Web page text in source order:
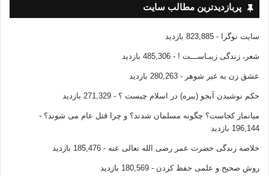
پربازدیدترین مطالب سایت
سایت نوگرا - 823,885 بازدید
شعر، زندگی زیبـاســـت ! - 485,306 بازدید
عشق زن به غیر شوهر - 280,263 بازدید
حکم نوشیدن آبجو (بیره) در اسلام چیست ؟ - 271,329 بازدید
میانمار کجاست؟ چگونه مسلمان شدند؟ و چرا قتل عام می شوند؟ -
196,144 بازدید
خلاصه زندگی حضرت عمر رضی الله تعالی عنه - 185,476 بازدید
روش صحیح و علمی حفظ کردن - 180,569 بازدید